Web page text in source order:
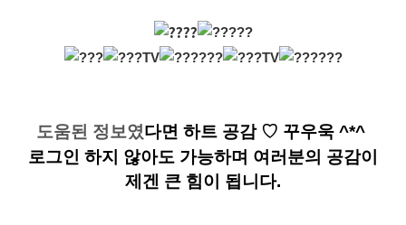
도움된 정보였다면 하트 공감 ♡ 꾸우욱 ^*^
로그인 하지 않아도 가능하며 여러분의 공감이
제겐 큰 힘이 됩니다.